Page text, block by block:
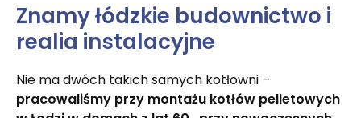
Znamy łódzkie budownictwo i
realia instalacyjne
Nie ma dwóch takich samych kotłowni –
pracowaliśmy przy montażu kotłów pelletowych